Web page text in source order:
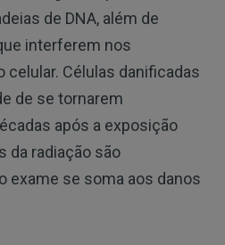
de DNA, além de
interferem nos
Células danificadas
de se tornarem
após a exposição
da radiação são
exame se soma aos danos